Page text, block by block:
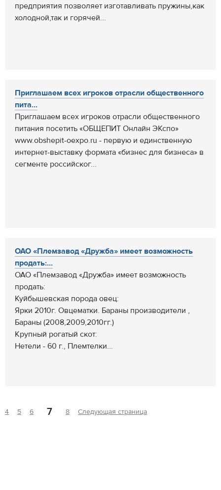
предприятия позволяет изготавливать пружины,как
холодной,так и горячей...
Приглашаем всех игроков отрасли общественного
пита...
Приглашаем всех игроков отрасли общественного
питания посетить «ОБЩЕПИТ Онлайн ЭКспо»
www.obshepit-oexpo.ru - первую и единственную
интернет-выставку формата «бизнес для бизнеса» в
сегменте российског...
ОАО «Племзавод «Дружба» имеет возможность
продать:...
ОАО «Племзавод «Дружба» имеет возможность
продать:
Куйбышевская порода овец:
Ярки 2010г. Овцематки. Бараны производители ,
Бараны (2008,2009,2010гг.)
Крупный рогатый скот:
Нетели - 60 г., Племтелки...
4 5 6 7 8 Следующая страница